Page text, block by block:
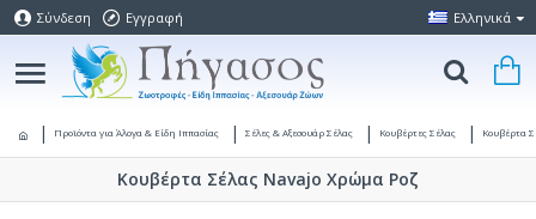
Σύνδεση Εγγραφή Ελληνικά
Προϊόντα για Άλογα & Είδη Ιππασίας Σέλες & Αξεσουάρ Σέλας Κουβέρτες Σέλας Κουβέρτα
Κουβέρτα Σέλας Navajo Χρώμα Ροζ